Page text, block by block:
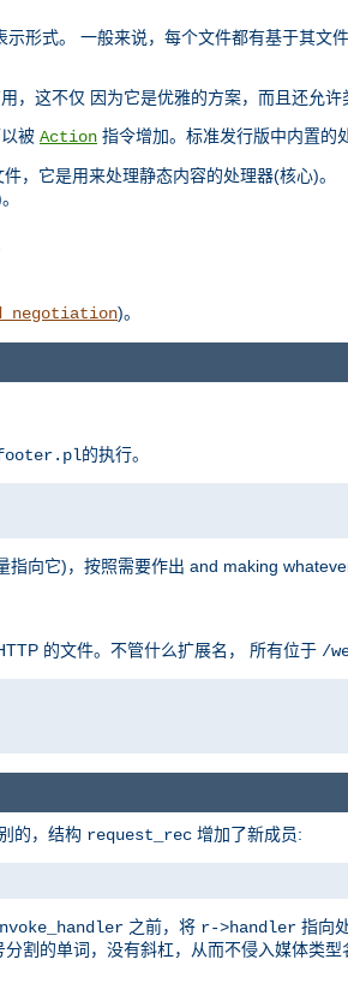
形式。 一般来说，每个文件都有基于其
，这不仅 因为它是优雅的方案，而且还允许
被 Action 指令增加。标准发行版中内置的
件，它是用来处理静态内容的处理器(核心)。
)。
的执行。
指向它)，按照需要作出 and making
的文件。不管什么扩展名， 所有位于 /
的，结构 request_rec 增加了新成员:
之前，将 r->handler 指向
割的单词，没有斜杠，从而不侵入媒体类型